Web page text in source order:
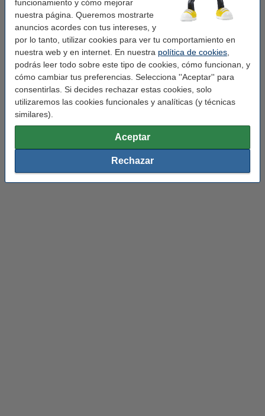
funcionamiento y cómo mejorar
nuestra página. Queremos mostrarte
anuncios acordes con tus intereses, y
por lo tanto, utilizar cookies para ver tu comportamiento en
nuestra web y en internet. En nuestra política de cookies
podrás leer todo sobre este tipo de cookies, cómo funcionan, y
cómo cambiar tus preferencias. Selecciona ''Aceptar'' para
consentirlas. Si decides rechazar estas cookies, solo
utilizaremos las cookies funcionales y analíticas (y técnicas
similares).
Aceptar
Rechazar
Almacén 6.000 K Salón
Lugar de
trabajo
6.000 K Garaje 6.000 K
Laboratorio 6.000 K
Cuarto de
almacenaje
6.000 K
Productos interesantes para ti
A continuación, te mostramos una selección de productos de